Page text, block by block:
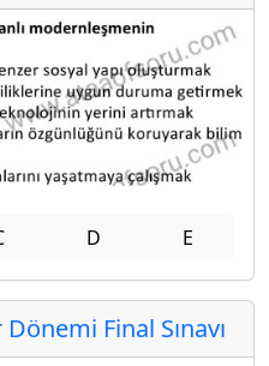
D E
Final Sınavı